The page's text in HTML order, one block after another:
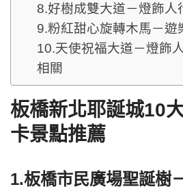
8.好樹成雙大道－燈飾人
9.粉紅甜心旋轉木馬－遊
10.天使祝福大道－燈飾
相關
板橋新北耶誕城10
卡景點推薦
1.板橋市民廣場聖誕樹